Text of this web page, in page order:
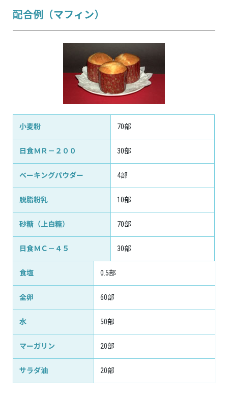
配合例（マフィン）
小麦粉 70部
日食ＭＲ－２００ 30部
ベーキングパウダー 4部
脱脂粉乳 10部
砂糖（上白糖） 70部
日食ＭＣ－４５ 30部
食塩 0.5部
全卵 60部
水 50部
マーガリン 20部
サラダ油 20部